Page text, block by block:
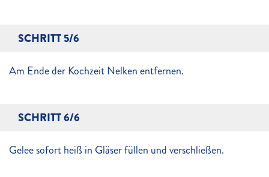
SCHRITT 5/6
Am Ende der Kochzeit Nelken entfernen.
SCHRITT 6/6
Gelee sofort heiß in Gläser füllen und verschließen.